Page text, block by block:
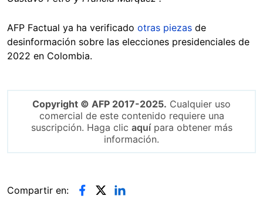
AFP Factual ya ha verificado otras piezas de
desinformación sobre las elecciones presidenciales de
2022 en Colombia.
Copyright © AFP 2017-2025. Cualquier uso
comercial de este contenido requiere una
suscripción. Haga clic aquípara obtener más
información.
Compartir en: